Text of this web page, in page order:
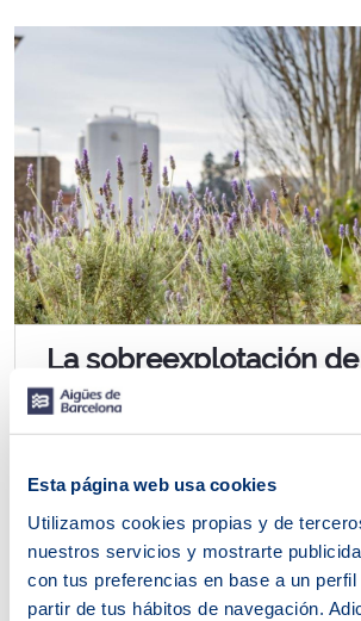
Esta página web usa cookies
Utilizamos cookies propias y de
nuestros servicios y mostrarte
con tus preferencias en base a un perfil
partir de tus hábitos de navegación.
La sobreexplotación
recursos agota el
Exhausto para producir más
estas fechas. El jueves 29 de julio la